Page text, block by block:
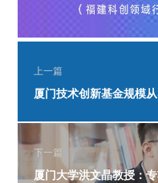
上一篇
厦门技术创新基金规模
下一篇
厦门大学洪文晶教授：